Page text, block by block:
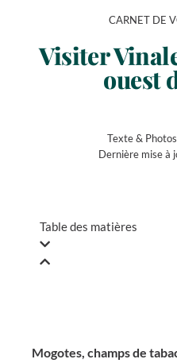
CARNET DE
Visiter
ouest
Texte &
Dernière mise à
Table des matières
Mogotes, champs de